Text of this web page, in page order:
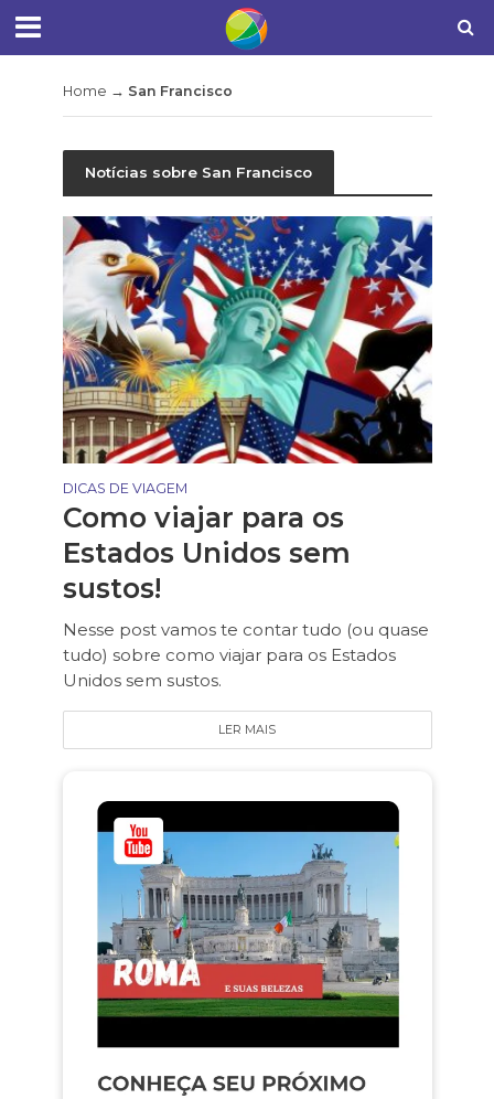
Home → San Francisco
Notícias sobre San Francisco
DICAS DE VIAGEM
Como viajar para os
Estados Unidos sem
sustos!
Nesse post vamos te contar tudo (ou quase
tudo) sobre como viajar para os Estados
Unidos sem sustos.
LER MAIS